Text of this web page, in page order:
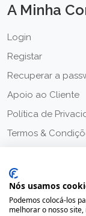
A Minha
Login
Registar
Recuperar a
Apoio ao Cliente
Política de
Termos &
Nós usamos
Podemos colocá-los
melhorar o nosso